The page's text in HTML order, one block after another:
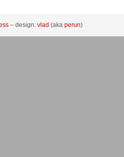
– design: vlad (aka perun)